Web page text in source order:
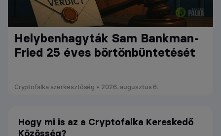
Helybenhagyták Sam Bankman-
Fried 25 éves börtönbüntetését
Cryptofalka szerkesztőség • 2026. augusztus 6.
Hogy mi is az a Cryptofalka Kereskedő
Közösség?